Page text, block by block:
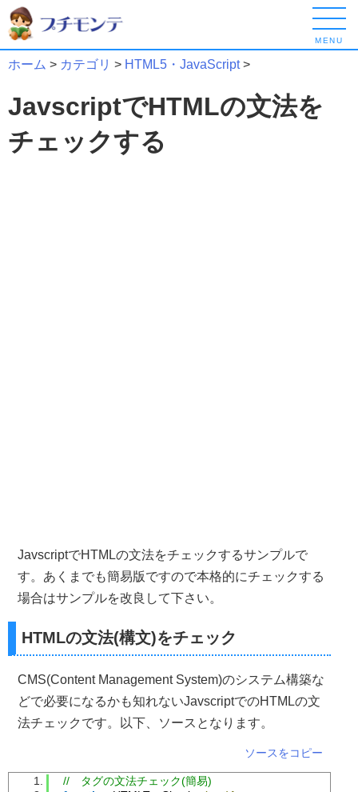
MENU
ホーム > カテゴリ > HTML5・JavaScript>
JavscriptでHTMLの文法を
チェックする
JavscriptでHTMLの文法をチェックするサンプルで
す。あくまでも簡易版ですので本格的にチェックする
場合はサンプルを改良して下さい。
HTMLの文法(構文)をチェック
CMS(Content Management System)のシステム構築な
どで必要になるかも知れないJavscriptでのHTMLの文
法チェックです。以下、ソースとなります。
ソースをコピー
//　タグの文法チェック(簡易)